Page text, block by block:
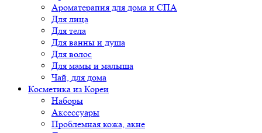
Ароматерапия для дома и СПА
Для лица
Для тела
Для ванны и душа
Для волос
Для мамы и малыша
Чай, для дома
Косметика из Кореи
Наборы
Аксессуары
Проблемная кожа, акне